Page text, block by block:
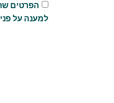
הפרטים
למענה על